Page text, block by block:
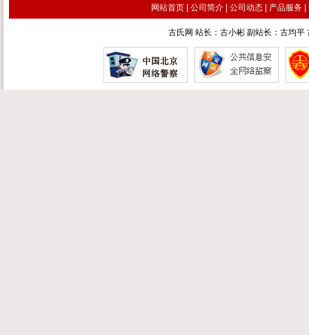
网站首页| 公司简介| 公司动态| 产品服务|
古氏网 站长：古小彬 副站长：古均